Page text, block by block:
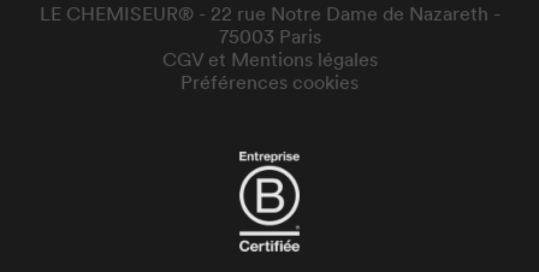
LE CHEMISEUR® - 22 rue Notre Dame de Nazareth -
75003 Paris
CGV et Mentions légales
Préférences cookies